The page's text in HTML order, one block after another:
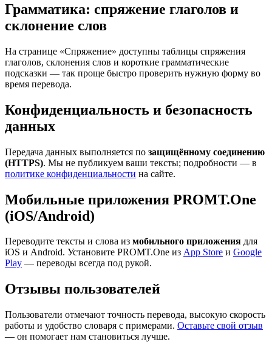
Грамматика: спряжение глаголов и
склонение слов
На странице «Спряжение» доступны таблицы спряжения
глаголов, склонения слов и короткие грамматические
подсказки — так проще быстро проверить нужную форму во
время перевода.
Конфиденциальность и безопасность
данных
Передача данных выполняется по защищённому соединению
(HTTPS). Мы не публикуем ваши тексты; подробности — в
политике конфиденциальности на сайте.
Мобильные приложения PROMT.One
(iOS/Android)
Переводите тексты и слова из мобильного приложения для
iOS и Android. Установите PROMT.One из App Store и Google
Play — переводы всегда под рукой.
Отзывы пользователей
Пользователи отмечают точность перевода, высокую скорость
работы и удобство словаря с примерами. Оставьте свой отзыв
— он помогает нам становиться лучше.